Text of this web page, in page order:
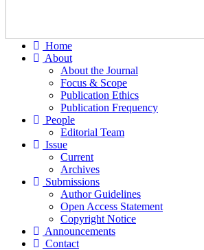
Home
About
About the Journal
Focus & Scope
Publication Ethics
Publication Frequency
People
Editorial Team
Issue
Current
Archives
Submissions
Author Guidelines
Open Access Statement
Copyright Notice
Announcements
Contact